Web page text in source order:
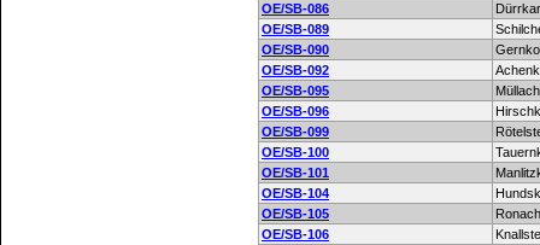
OE/SB-086
OE/SB-089
OE/SB-090
OE/SB-092
OE/SB-095
OE/SB-096
OE/SB-099
OE/SB-100
OE/SB-101
OE/SB-104
OE/SB-105
OE/SB-106